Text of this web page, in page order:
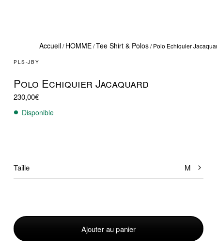
Accueil/HOMME/Tee Shirt & Polos/ Polo Echiquier
PLS-JBY
Polo Echiquier Jacaquard
230,00€
Disponible
Taille M
de
Polo
Echiquier
Ajouter au panier